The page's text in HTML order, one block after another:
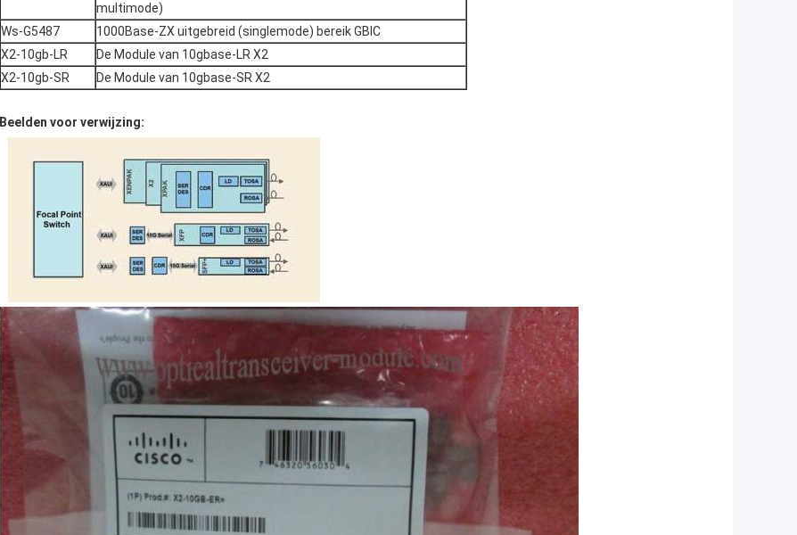
multimode)
Ws-G5487
1000Base-ZX uitgebreid (singlemode) bereik GBIC
X2-10gb-LR
De Module van 10gbase-LR X2
X2-10gb-SR
De Module van 10gbase-SR X2
Beelden voor verwijzing: